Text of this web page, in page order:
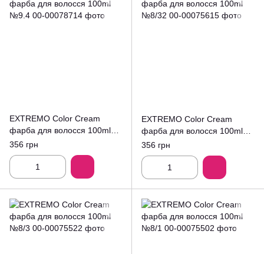
EXTREMO Color Cream
фарба для волосся 100ml
№9.4
356 грн
EXTREMO Color Cream
фарба для волосся 100ml
№8/32
356 грн